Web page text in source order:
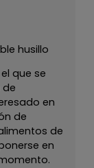
husillo
que se
en
de
de
en